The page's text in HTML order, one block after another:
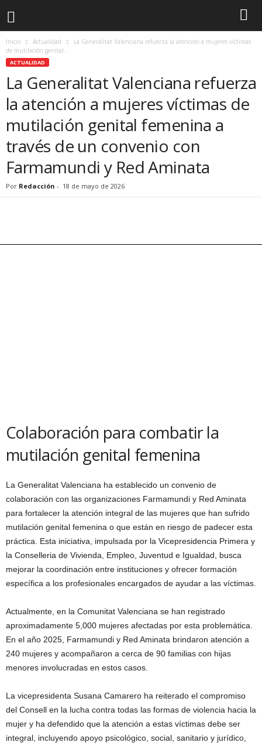
Inicio Actualidad
La Generalitat Valenciana refuerza la atención a mujeres víctimas
de mutilación genital...
ACTUALIDAD
La Generalitat Valenciana refuerza
la atención a mujeres víctimas de
mutilación genital femenina a
través de un convenio con
Farmamundi y Red Aminata
Por Redacción - 18 de mayo de 2026
Colaboración para combatir la
mutilación genital femenina
La Generalitat Valenciana ha establecido un convenio de
colaboración con las organizaciones Farmamundi y Red Aminata
para fortalecer la atención integral de las mujeres que han sufrido
mutilación genital femenina o que están en riesgo de padecer esta
práctica. Esta iniciativa, impulsada por la Vicepresidencia Primera y
la Conselleria de Vivienda, Empleo, Juventud e Igualdad, busca
mejorar la coordinación entre instituciones y ofrecer formación
específica a los profesionales encargados de ayudar a las víctimas.
Actualmente, en la Comunitat Valenciana se han registrado
aproximadamente 5,000 mujeres afectadas por esta problemática.
En el año 2025, Farmamundi y Red Aminata brindaron atención a
240 mujeres y acompañaron a cerca de 90 familias con hijas
menores involucradas en estos casos.
La vicepresidenta Susana Camarero ha reiterado el compromiso
del Consell en la lucha contra todas las formas de violencia hacia la
mujer y ha defendido que la atención a estas víctimas debe ser
integral, incluyendo apoyo psicológico, social, sanitario y jurídico,